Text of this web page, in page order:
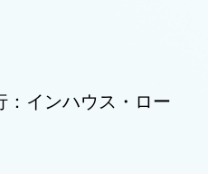
：インハウス・ロー